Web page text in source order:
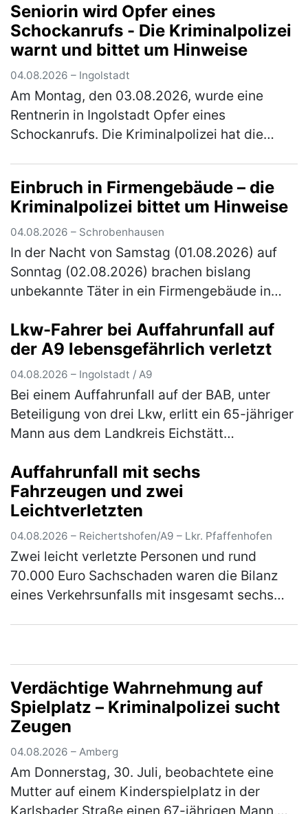
rechten Fahrstreifen. Dort …(mehr)
Seniorin wird Opfer eines
Schockanrufs - Die Kriminalpolizei
warnt und bittet um Hinweise
04.08.2026 – Ingolstadt
Am Montag, den 03.08.2026, wurde eine
Rentnerin in Ingolstadt Opfer eines
Schockanrufs. Die Kriminalpolizei hat die
80…(mehr)
Einbruch in Firmengebäude – die
Kriminalpolizei bittet um Hinweise
04.08.2026 – Schrobenhausen
In der Nacht von Samstag (01.08.2026) auf
Sonntag (02.08.2026) brachen bislang
unbekannte Täter in ein Firmengebäude in
Ingolstadt hat die Ermittlungen übernomm…
(mehr)
Lkw-Fahrer bei Auffahrunfall auf
der A9 lebensgefährlich verletzt
04.08.2026 – Ingolstadt / A9
Bei einem Auffahrunfall auf der BAB, unter
Beteiligung von drei Lkw, erlitt ein 65-jähriger
Mann aus dem Landkreis Eichstätt
jährige Fahrer eines Sattelzugs war…
Auffahrunfall mit sechs
Fahrzeugen und zwei
Leichtverletzten
04.08.2026 – Reichertshofen/A9 – Lkr. Pfaffenhofen
Zwei leicht verletzte Personen und rund
70.000 Euro Sachschaden waren die Bilanz
eines Verkehrsunfalls mit insgesamt sechs
Verdächtige Wahrnehmung auf
Spielplatz – Kriminalpolizei sucht
Zeugen
04.08.2026 – Amberg
Am Donnerstag, 30. Juli, beobachtete eine
Mutter auf einem Kinderspielplatz in der